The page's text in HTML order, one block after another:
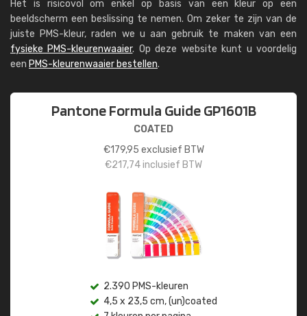
Het is risicovol om enkel op basis van een kleur op een
beeldscherm een beslissing te nemen. Om zeker te zijn van de
juiste PMS-kleur, raden we u aan gebruik te maken van een
fysieke PMS-kleurenwaaier. Op deze website kunt u voordelig
een PMS-kleurenwaaier bestellen.
Pantone Formula Guide GP1601B
COATED
€179,95 exclusief BTW
€217,74inclusief BTW
2.390 PMS-kleuren
4,5 x 23,5 cm, (un)coated